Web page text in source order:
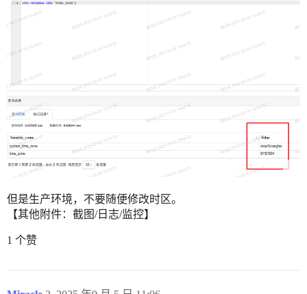
但是生产环境，不要随便修改时区。
【其他附件：截图/日志/监控】
1 个赞